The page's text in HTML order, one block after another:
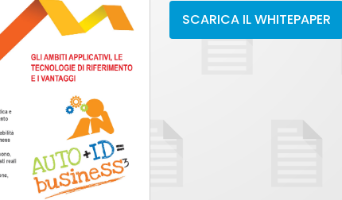
SCARICA IL WHITEPAPER